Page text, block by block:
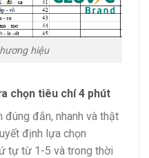
hiệu
chọn tiêu chí 4 phút
đúng đắn, nhanh và thật
định lựa chọn
tự từ 1-5 và trong thời